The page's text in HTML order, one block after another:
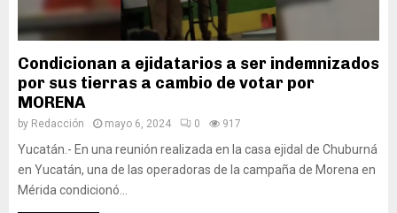
Condicionan a ejidatarios a ser indemnizados
por sus tierras a cambio de votar por
MORENA
by Redacción mayo 6, 2024 0 917
Yucatán.- En una reunión realizada en la casa ejidal de Chuburná
en Yucatán, una de las operadoras de la campaña de Morena en
Mérida condicionó...